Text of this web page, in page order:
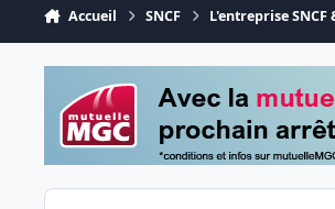
Accueil SNCF L'entreprise SNCF